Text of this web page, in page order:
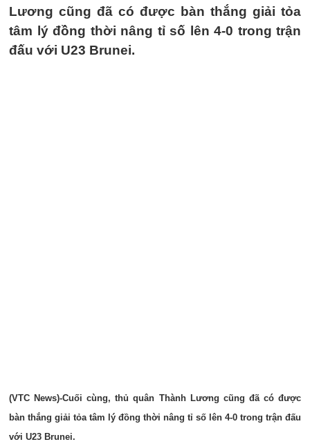
Lương cũng đã có được bàn thắng giải tỏa
tâm lý đồng thời nâng tỉ số lên 4-0 trong trận
đấu với U23 Brunei.
(VTC News)-Cuối cùng, thủ quân Thành Lương cũng đã có được
bàn thắng giải tỏa tâm lý đồng thời nâng tỉ số lên 4-0 trong trận đấu
với U23 Brunei.